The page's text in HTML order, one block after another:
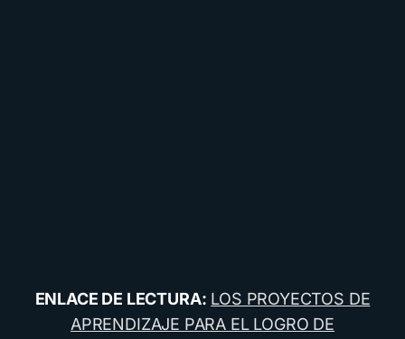
ENLACE DE LECTURA: LOS PROYECTOS DE
APRENDIZAJE PARA EL LOGRO DE